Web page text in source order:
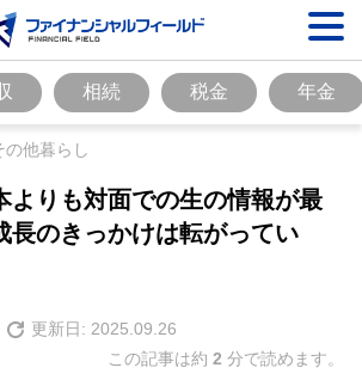
相続 税金 年金
の他暮らし
よりも対面での生の情報が最
のきっかけは転がってい
更新日: 2025.09.26
この記事は約 2 分で読めます。